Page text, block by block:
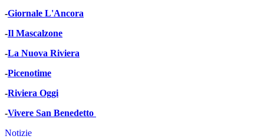
-Giornale L'Ancora
-Il Mascalzone
-La Nuova Riviera
-Picenotime
-Riviera Oggi
-Vivere San Benedetto
Notizie